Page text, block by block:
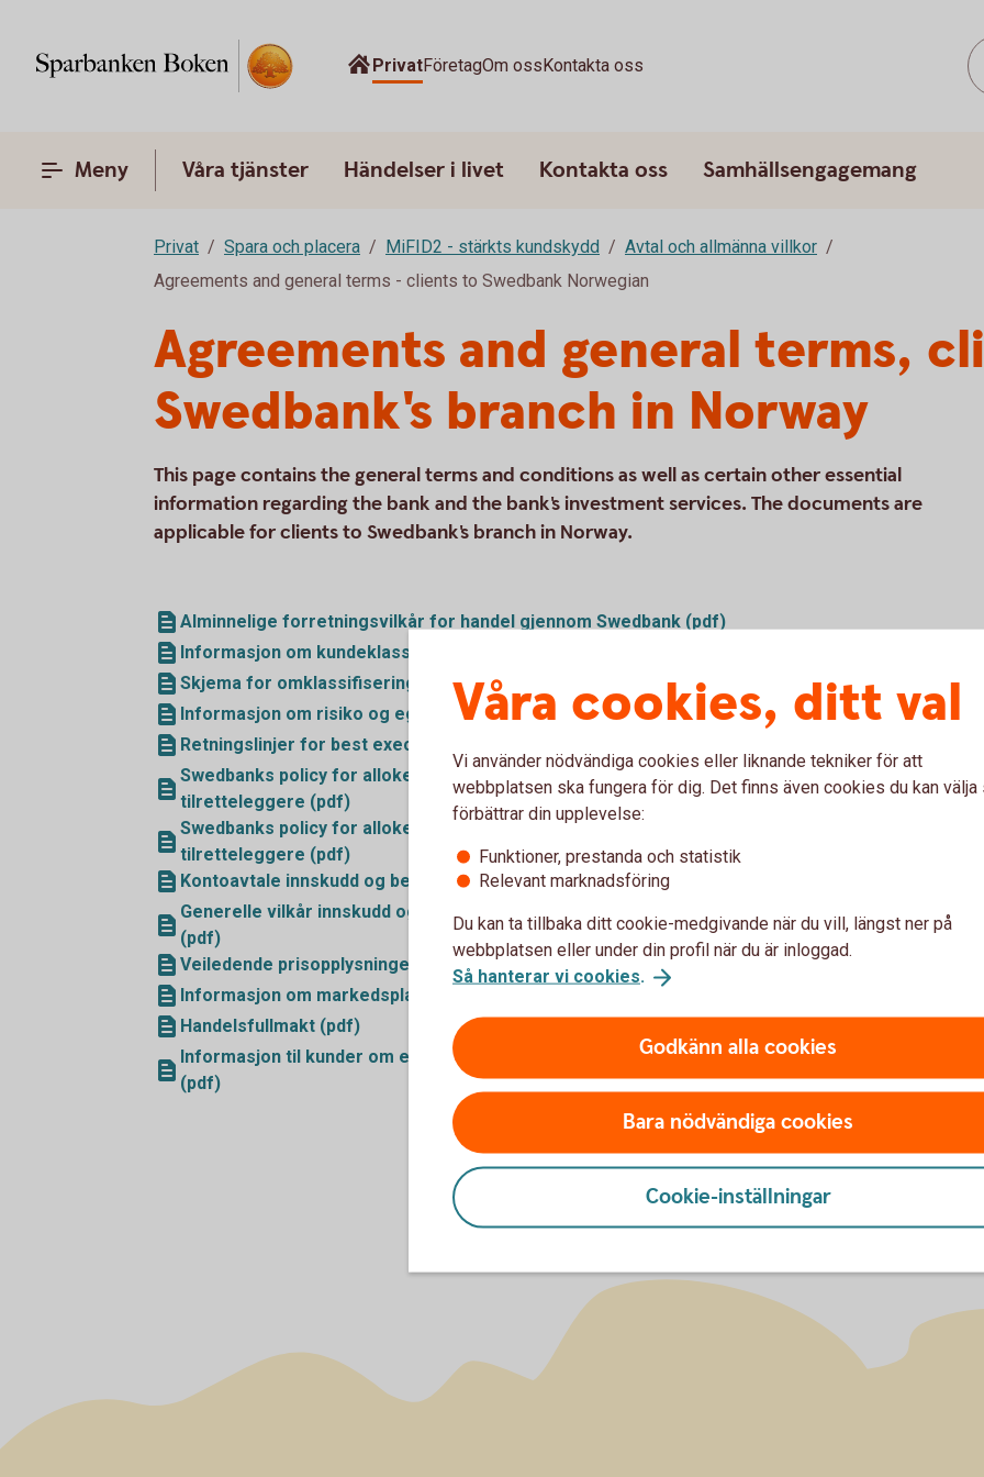
PrivatFöretagOm ossKontakta oss
Meny Våra tjänster Händelser i livet Kontakta oss Samhällsengagemang
Privat Spara och placera MiFID2 - stärkts kundskydd
Avtal och allmänna villkor
Agreements and general terms - clients to Swedbank Norwegian
Agreements and general terms,
Swedbank's branch in Norway
This page contains the general terms and conditions as well as certain other essential
information regarding the bank and the bank's investment services. The documents are
applicable for clients to Swedbank's branch in Norway.
Alminnelige forretningsvilkår for handel gjennom Swedbank (pdf)
Informasjon om kundeklassifisering (pdf)
Skjema for omklassifisering (pdf)
Informasjon om risiko og egenskaper knyttet til finansielle instrumenter (pdf)
Retningslinjer for best execution (pdf)
Swedbanks policy for allokering av egenkapitalinstrumenter når vi er
tilretteleggere (pdf)
Swedbanks policy for allokering av gjeldsinstrumenter når vi er
tilretteleggere (pdf)
Kontoavtale innskudd og betalingstjenester næringsforhold (pdf)
Generelle vilkår innskudd og betalingstjenester kontoavtale næringsforhold
(pdf)
Veiledende prisopplysninger for handel gjennom Swedbank (pdf)
Informasjon om markedsplasser mv (pdf)
Handelsfullmakt (pdf)
Informasjon til kunder om egenskaper og risiko knyttet til fondsobligasjoner
(pdf)
Våra cookies, ditt val
Vi använder nödvändiga cookies eller liknande tekniker för att
webbplatsen ska fungera för dig. Det finns även cookies du kan välja
förbättrar din upplevelse:
Funktioner, prestanda och statistik
Relevant marknadsföring
Du kan ta tillbaka ditt cookie-medgivande när du vill, längst ner på
webbplatsen eller under din profil när du är inloggad.
Så hanterar vi cookies.
Godkänn alla cookies
Bara nödvändiga cookies
Cookie-inställningar